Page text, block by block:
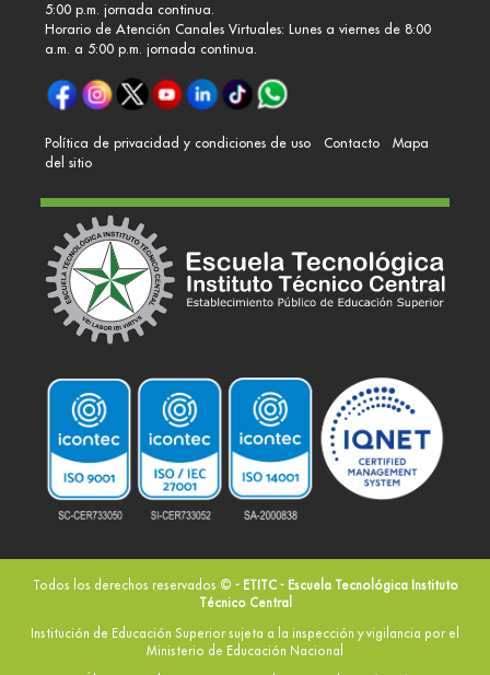
5:00 p.m. jornada continua.
Horario de Atención Canales Virtuales: Lunes a viernes de 8:00
a.m. a 5:00 p.m. jornada continua.
Política de privacidad y condiciones de uso Contacto
Mapa
del sitio
Todos los derechos reservados © - ETITC - Escuela Tecnológica Instituto
Técnico Central
Institución de Educación Superior sujeta a la inspección y vigilancia por el
Ministerio de Educación Nacional